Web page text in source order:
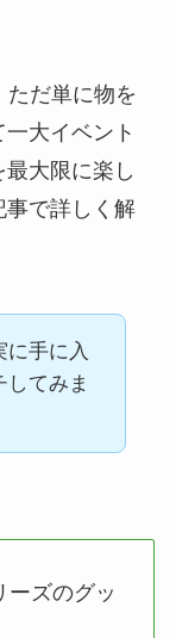
ただ単に物を
大イベント
大限に楽し
事で詳しく解
に手に入
てみま
ーズのグッ